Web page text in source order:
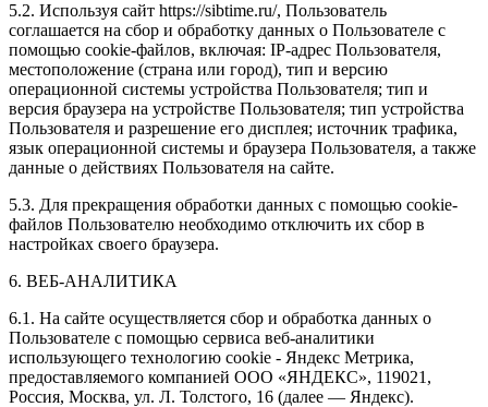
5.2. Используя сайт https://sibtime.ru/, Пользователь
соглашается на сбор и обработку данных о Пользователе с
помощью cookie-файлов, включая: IP-адрес Пользователя,
местоположение (страна или город), тип и версию
операционной системы устройства Пользователя; тип и
версия браузера на устройстве Пользователя; тип устройства
Пользователя и разрешение его дисплея; источник трафика,
язык операционной системы и браузера Пользователя, а также
данные о действиях Пользователя на сайте.
5.3. Для прекращения обработки данных с помощью cookie-
файлов Пользователю необходимо отключить их сбор в
настройках своего браузера.
6. ВЕБ-АНАЛИТИКА
6.1. На сайте осуществляется сбор и обработка данных о
Пользователе с помощью сервиса веб-аналитики
использующего технологию cookie - Яндекс Метрика,
предоставляемого компанией ООО «ЯНДЕКС», 119021,
Россия, Москва, ул. Л. Толстого, 16 (далее — Яндекс).